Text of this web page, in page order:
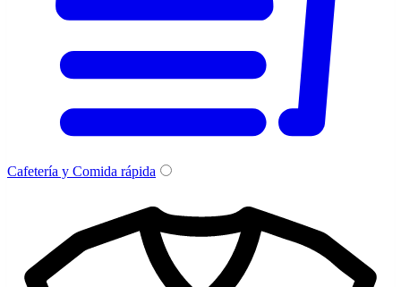
Cafetería y Comida rápida